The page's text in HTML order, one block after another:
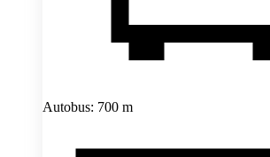
Autobus: 700 m